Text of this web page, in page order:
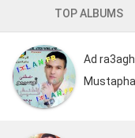
TOP ALBUMS
Ad ra3agh